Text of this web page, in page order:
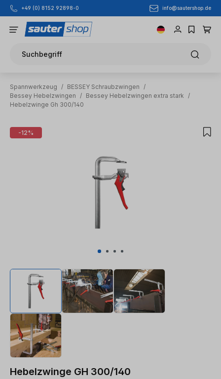
Zum Hauptinhalt springen
+49 (0) 8152 92898-0 info@sautershop.de
Suchbegriff
Spannwerkzeug / BESSEY Schraubzwingen
/
Bessey Hebelzwingen
/ Bessey Hebelzwingen extra stark
/
Hebelzwinge Gh 300/140
Bildergalerie überspringen
-12%
Hebelzwinge GH 300/140